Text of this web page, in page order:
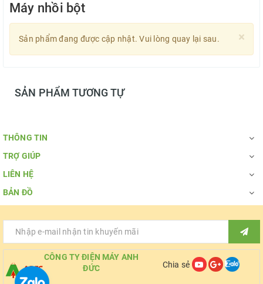
Máy nhồi bột
×
Sản phẩm đang được cập nhật. Vui lòng quay lại sau.
SẢN PHẨM TƯƠNG TỰ
THÔNG TIN
TRỢ GIÚP
LIÊN HỆ
BẢN ĐỒ
CÔNG TY ĐIỆN MÁY ANH
ĐỨC
Chia sẻ